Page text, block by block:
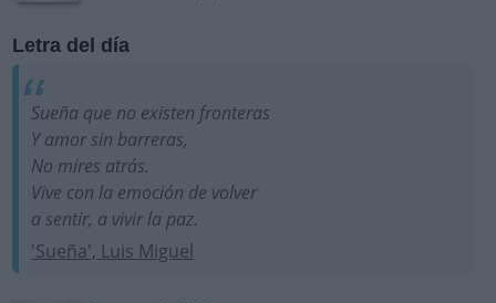
Letra del día
Sueña que no existen fronteras
Y amor sin barreras,
No mires atrás.
Vive con la emoción de volver
a sentir, a vivir la paz.
'Sueña', Luis Miguel